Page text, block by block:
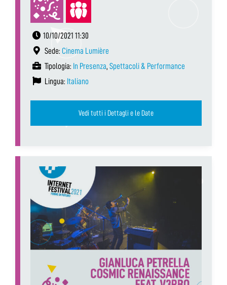
10/10/2021 11:30
Sede: Cinema Lumière
Tipologia: In Presenza, Spettacoli & Performance
Lingua: Italiano
Vedi tutti i Dettagli e le Date